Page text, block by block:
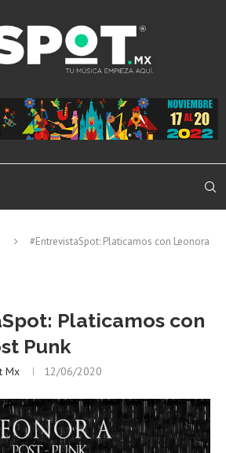
#EntrevistaSpot: Platicamos con Leonora
Platicamos con
Punk
Mx 12/06/2020